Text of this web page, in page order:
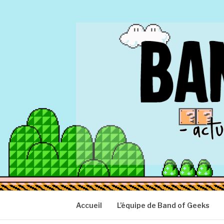
BAND OF
Actu Geek d'hier et d'aujourd'hui
Accueil L’équipe de Band of Geeks